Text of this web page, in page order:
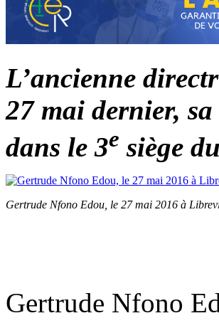
L’ancienne
27 mai dernier,
dans le 3e siège
Gertrude Nfono Edou, le 27 mai 2016 à
Gertrude Nfono